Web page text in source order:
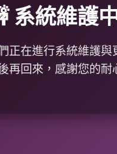
系統維護
正在進行系統維護與
再回來，感謝您的耐